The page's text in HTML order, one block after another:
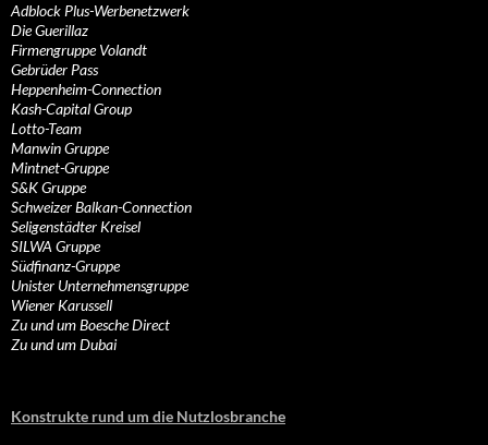
Adblock Plus-Werbenetzwerk
Die Guerillaz
Firmengruppe Volandt
Gebrüder Pass
Heppenheim-Connection
Kash-Capital Group
Lotto-Team
Manwin Gruppe
Mintnet-Gruppe
S&K Gruppe
Schweizer Balkan-Connection
Seligenstädter Kreisel
SILWA Gruppe
Südfinanz-Gruppe
Unister Unternehmensgruppe
Wiener Karussell
Zu und um Boesche Direct
Zu und um Dubai
Konstrukte rund um die Nutzlosbranche